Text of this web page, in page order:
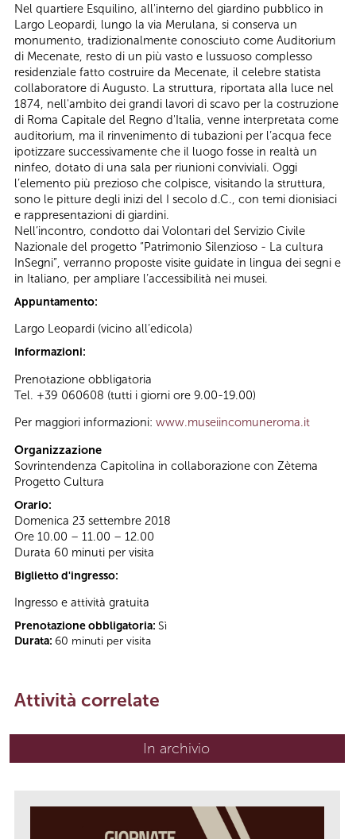
Nel quartiere Esquilino, all'interno del giardino pubblico in
Largo Leopardi, lungo la via Merulana, si conserva un
monumento, tradizionalmente conosciuto come Auditorium
di Mecenate, resto di un più vasto e lussuoso complesso
residenziale fatto costruire da Mecenate, il celebre statista
collaboratore di Augusto. La struttura, riportata alla luce nel
1874, nell'ambito dei grandi lavori di scavo per la costruzione
di Roma Capitale del Regno d'Italia, venne interpretata come
auditorium, ma il rinvenimento di tubazioni per l’acqua fece
ipotizzare successivamente che il luogo fosse in realtà un
ninfeo, dotato di una sala per riunioni conviviali. Oggi
l’elemento più prezioso che colpisce, visitando la struttura,
sono le pitture degli inizi del I secolo d.C., con temi dionisiaci
e rappresentazioni di giardini.
Nell’incontro, condotto dai Volontari del Servizio Civile
Nazionale del progetto “Patrimonio Silenzioso - La cultura
InSegni”, verranno proposte visite guidate in lingua dei segni e
in Italiano, per ampliare l’accessibilità nei musei.
Appuntamento:
Largo Leopardi (vicino all’edicola)
Informazioni:
Prenotazione obbligatoria
Tel. +39 060608 (tutti i giorni ore 9.00-19.00)
Per maggiori informazioni: www.museiincomuneroma.it
Organizzazione
Sovrintendenza Capitolina in collaborazione con Zètema
Progetto Cultura
Orario:
Domenica 23 settembre 2018
Ore 10.00 – 11.00 – 12.00
Durata 60 minuti per visita
Biglietto d'ingresso:
Ingresso e attività gratuita
Prenotazione obbligatoria: Sì
Durata: 60 minuti per visita
Attività correlate
In archivio